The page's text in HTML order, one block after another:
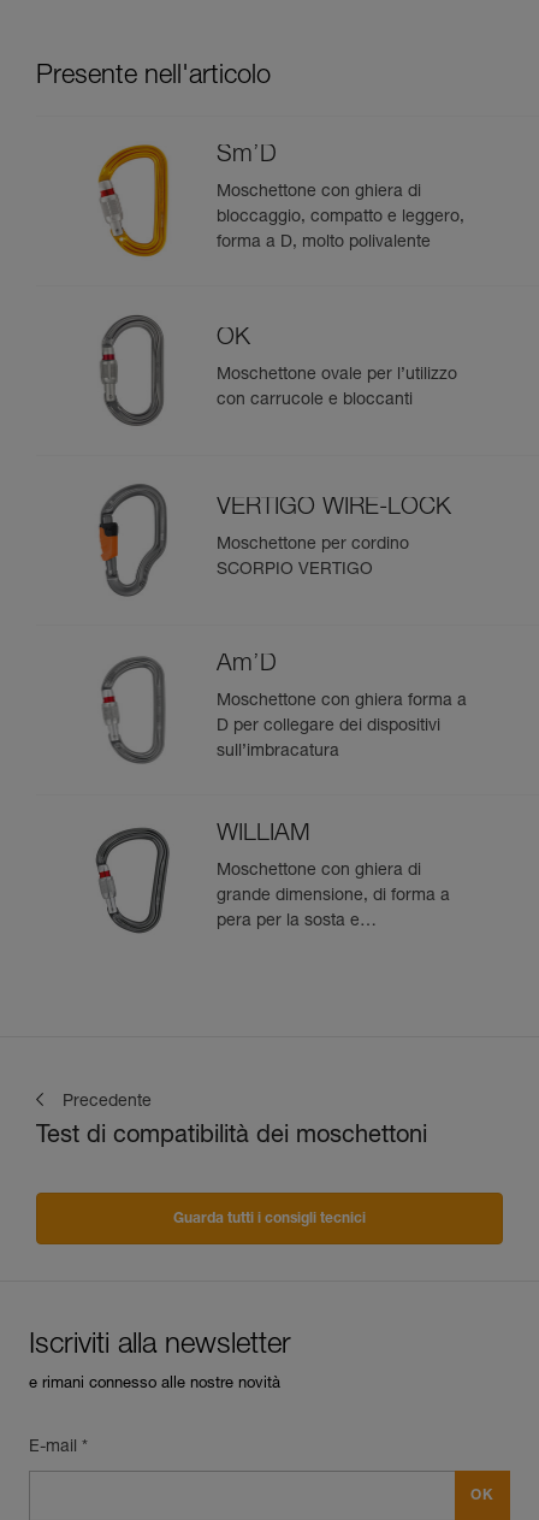
Presente nell'articolo
Sm’D
Moschettone con ghiera di
bloccaggio, compatto e leggero,
forma a D, molto polivalente
OK
Moschettone ovale per l’utilizzo
con carrucole e bloccanti
VERTIGO WIRE-LOCK
Moschettone per cordino
SCORPIO VERTIGO
Am’D
Moschettone con ghiera forma a
D per collegare dei dispositivi
sull’imbracatura
WILLIAM
Moschettone con ghiera di
grande dimensione, di forma a
pera per la sosta e
Precedente
Test di compatibilità dei moschettoni
Guarda tutti i consigli tecnici
Iscriviti alla newsletter
e rimani connesso alle nostre novità
E-mail *